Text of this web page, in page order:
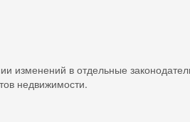
в отдельные
недвижимости.